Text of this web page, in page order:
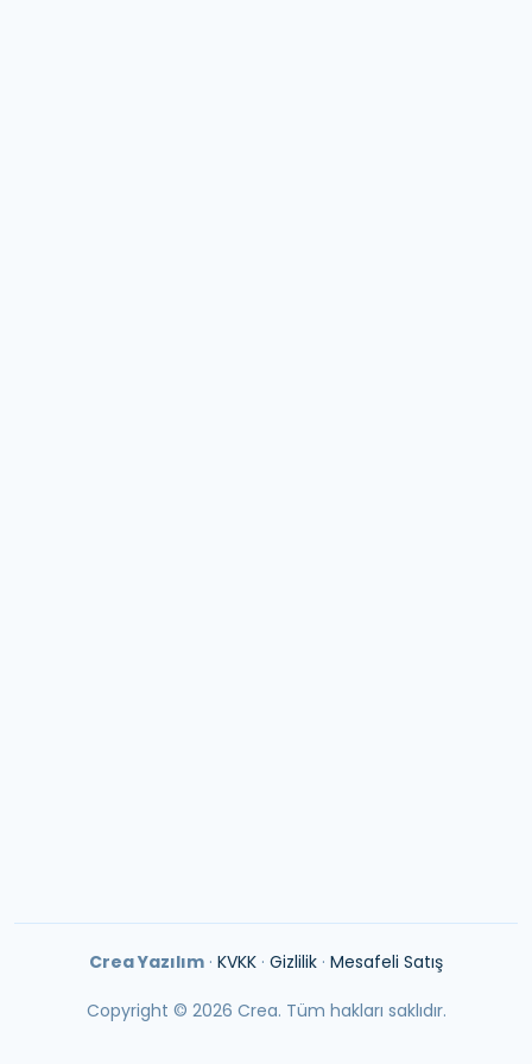
Crea Yazılım · KVKK · Gizlilik · Mesafeli Satış
Copyright © 2026 Crea. Tüm hakları saklıdır.